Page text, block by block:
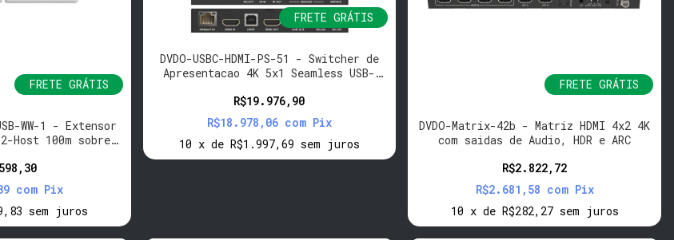
FRETE GRÁTIS
WW-1 - Extensor
Host 100m sobre
com Pix
sem juros
FRETE GRÁTIS
DVDO-USBC-HDMI-PS-51 - Switcher de
Apresentacao 4K 5x1 Seamless USB-
R$19.976,90
R$18.978,06 com Pix
10 x de R$1.997,69 sem juros
FRETE GRÁTIS
DVDO-Matrix-42b - Matriz HDMI 4x2 4K
com saidas de Audio, HDR e ARC
R$2.822,72
R$2.681,58 com Pix
10 x de R$282,27 sem juros